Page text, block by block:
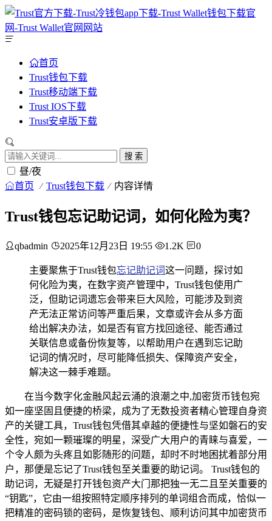
首页
Trust钱包下载
Trust移动端下载
Trust IOS下载
Trust安卓版下载
搜 索
昼/夜
首页 Trust钱包下载 内容详情
Trust钱包忘记助记词，如何化险为夷？
qbadmin 2025年12月23日 19:55 1.2K 0
主要聚焦于Trust钱包忘记助记词这一问题，探讨如
何化险为夷，在数字资产管理中，Trust钱包使用广
泛，但助记词遗忘会带来巨大风险，可能涉及到资
产无法正常访问等严重后果，文章或许会从多方面
给出解决办法，如是否有官方找回途径、能否通过
关联信息或备份恢复等，以帮助用户在遇到忘记助
记词的情况时，尽可能降低损失、保障资产安全，
解决这一棘手难题。
在当今数字化金融风起云涌的浪潮之中,加密货币钱包宛
如一座坚固且便捷的桥梁，成为了无数投资者精心管理自身资
产的关键工具，Trust钱包凭借其卓越的便捷性与坚如磐石的安
全性，宛如一颗璀璨的明星，深受广大用户的青睐与喜爱，一
个令人颇为头疼且如影随形的问题，却时不时地困扰着部分用
户，那便是忘记了Trust钱包至关重要的助记词。 Trust钱包的
助记词，无疑是打开钱包资产大门那把独一无二且至关重要的
“钥匙”，它由一组按照特定顺序排列的单词组合而成，恰似一
把精准的密码锁的密码，是恢复钱包、顺利访问其中加密货币